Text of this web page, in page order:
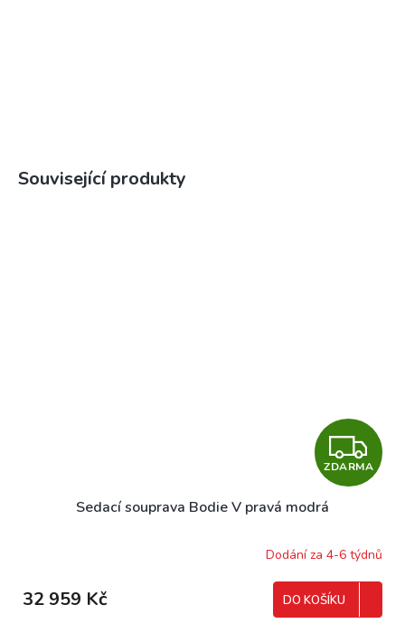
Související produkty
Z
D
R
ZDARMA
Sedací souprava Bodie V pravá modrá
Dodání za 4-6 týdnů
32 959 Kč DO KOŠÍKU